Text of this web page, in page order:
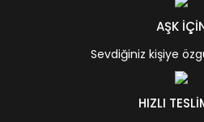
AŞK
Sevdiğiniz kişiye
HIZLI